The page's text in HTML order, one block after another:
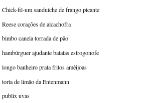
Chick-fil-um sanduíche de frango picante
Reese corações de alcachofra
bimbo canela torrada de pão
hambúrguer ajudante batatas estrogonofe
longo banheiro prata fritos amêijoas
torta de limão da Entenmann
publix uvas